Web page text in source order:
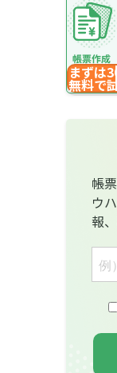
まずは
無料で
帳
ウ
報